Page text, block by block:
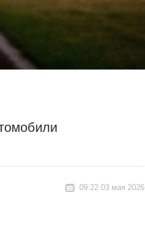
09:22 03 мая 2026